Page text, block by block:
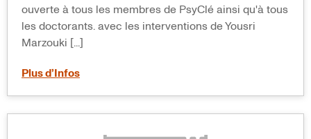
ouverte à tous les membres de PsyClé ainsi qu'à tous
les doctorants. avec les interventions de Yousri
Marzouki [...]
Plus d’Infos